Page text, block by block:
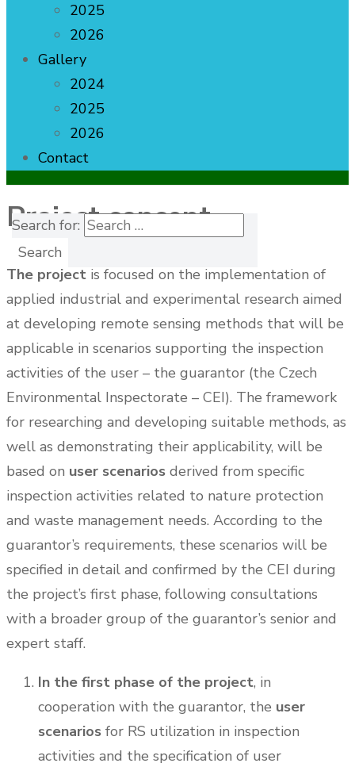
2025
2026
Gallery
2024
2025
2026
Contact
Search for:
Project concept
The project is focused on the implementation of
applied industrial and experimental research aimed
at developing remote sensing methods that will be
applicable in scenarios supporting the inspection
activities of the user – the guarantor (the Czech
Environmental Inspectorate – CEI). The framework
for researching and developing suitable methods, as
well as demonstrating their applicability, will be
based on user scenarios derived from specific
inspection activities related to nature protection
and waste management needs. According to the
guarantor’s requirements, these scenarios will be
specified in detail and confirmed by the CEI during
the project’s first phase, following consultations
with a broader group of the guarantor’s senior and
expert staff.
In the first phase of the project, in
cooperation with the guarantor, the user
scenarios for RS utilization in inspection
activities and the specification of user